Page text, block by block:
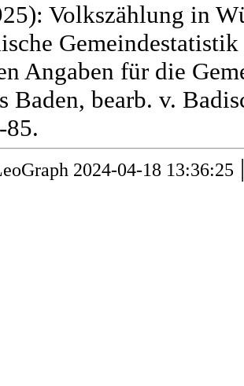
Volkszählung in
Angaben für die
Baden, bearb. v.
85.
2024-04-18 13:36:25